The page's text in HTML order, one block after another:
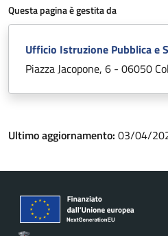
Questa pagina è gestita da
Ufficio Istruzione Pubblica e
Piazza Jacopone, 6 - 06050
Ultimo aggiornamento: 03/04/